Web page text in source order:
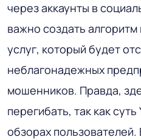
через аккаунты в
важно создать
услуг, который будет
неблагонадежных
мошенников. Правда,
перегибать, так как суть
обзорах